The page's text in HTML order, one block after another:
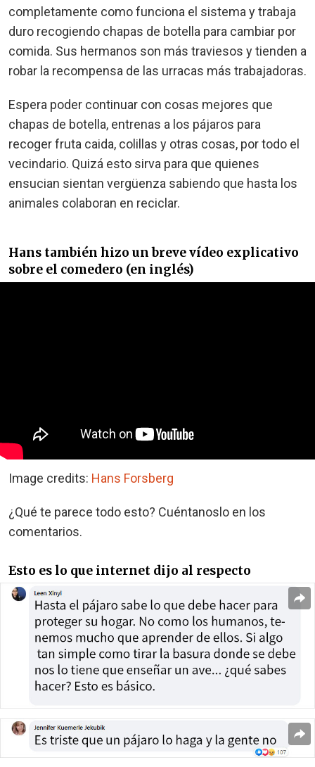
completamente como funciona el sistema y trabaja
duro recogiendo chapas de botella para cambiar por
comida. Sus hermanos son más traviesos y tienden a
robar la recompensa de las urracas más trabajadoras.
Espera poder continuar con cosas mejores que
chapas de botella, entrenas a los pájaros para
recoger fruta caida, colillas y otras cosas, por todo el
vecindario. Quizá esto sirva para que quienes
ensucian sientan vergüenza sabiendo que hasta los
animales colaboran en reciclar.
Hans también hizo un breve vídeo explicativo
sobre el comedero (en inglés)
Image credits: Hans Forsberg
¿Qué te parece todo esto? Cuéntanoslo en los
comentarios.
Esto es lo que internet dijo al respecto